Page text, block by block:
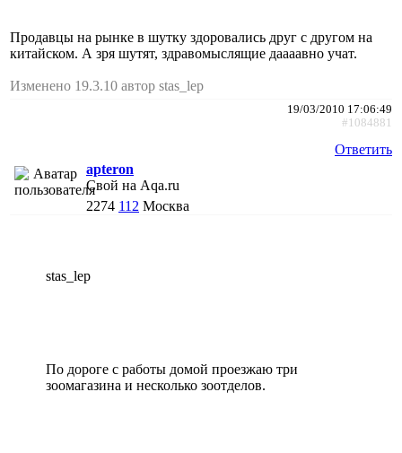
Продавцы на рынке в шутку здоровались друг с другом на
китайском. А зря шутят, здравомыслящие даааавно учат.
Изменено 19.3.10 автор stas_lep
19/03/2010 17:06:49
#1084881
Ответить
apteron
Свой на Aqa.ru
2274 112 Москва
stas_lep
По дороге с работы домой проезжаю три
зоомагазина и несколько зоотделов.